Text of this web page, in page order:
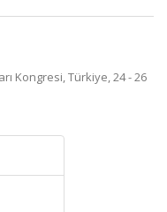
Kongresi, Türkiye, 24 - 26